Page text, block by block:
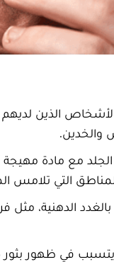
الذين
والخدين.
الجلد مع مادة
التي تلامس
الدهنية، مثل
يتسبب في ظهور